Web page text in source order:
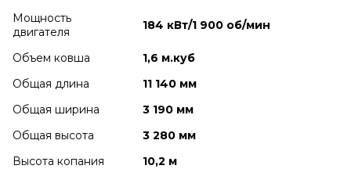
Мощность
двигателя
184 кВт/1 900 об/мин
Объем ковша
1,6 м.куб
Общая длина
11 140 мм
Общая ширина
3 190 мм
Общая высота
3 280 мм
Высота копания
10,2 м